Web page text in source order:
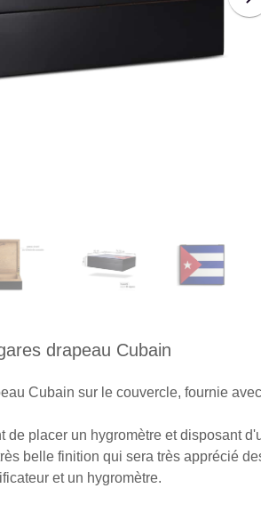
drapeau Cubain
Cubain sur le couvercle, fournie
de placer un hygromètre et disposant
belle finition qui sera très apprécié
et un hygromètre.